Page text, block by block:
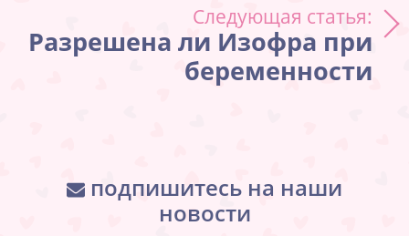
Следующая статья:
Разрешена ли Изофра при
беременности
подпишитесь на наши
новости